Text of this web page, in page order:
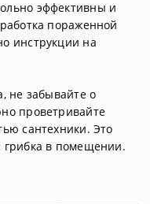
эффективны и
пораженной
инструкции на
не забывайте о
проветривайте
сантехники. Это
грибка в помещении.